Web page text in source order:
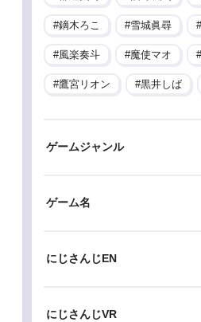
鏑木ろこ 雪城眞尋
風楽奏斗 魔使マオ
鷹宮リオン 黒井しば
ゲームジャンル
ゲーム名
にじさんじEN
にじさんじVR